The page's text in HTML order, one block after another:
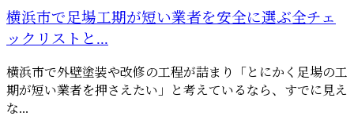
横浜市で足場工期が短い業者を安全に選ぶ全チェ
ックリストと...
横浜市で外壁塗装や改修の工程が詰まり「とにかく足場の工
期が短い業者を押さえたい」と考えているなら、すでに見え
な...